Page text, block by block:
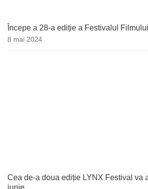
Începe a 28-a ediție a Festivalul
8 mai 2024
Cea de-a doua ediție LYNX Festival va